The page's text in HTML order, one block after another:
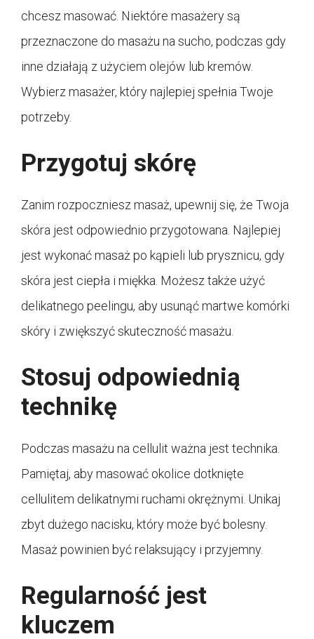
chcesz masować. Niektóre masażery są
przeznaczone do masażu na sucho, podczas gdy
inne działają z użyciem olejów lub kremów.
Wybierz masażer, który najlepiej spełnia Twoje
potrzeby.
Przygotuj skórę
Zanim rozpoczniesz masaż, upewnij się, że Twoja
skóra jest odpowiednio przygotowana. Najlepiej
jest wykonać masaż po kąpieli lub prysznicu, gdy
skóra jest ciepła i miękka. Możesz także użyć
delikatnego peelingu, aby usunąć martwe komórki
skóry i zwiększyć skuteczność masażu.
Stosuj odpowiednią
technikę
Podczas masażu na cellulit ważna jest technika.
Pamiętaj, aby masować okolice dotknięte
cellulitem delikatnymi ruchami okrężnymi. Unikaj
zbyt dużego nacisku, który może być bolesny.
Masaż powinien być relaksujący i przyjemny.
Regularność jest
kluczem